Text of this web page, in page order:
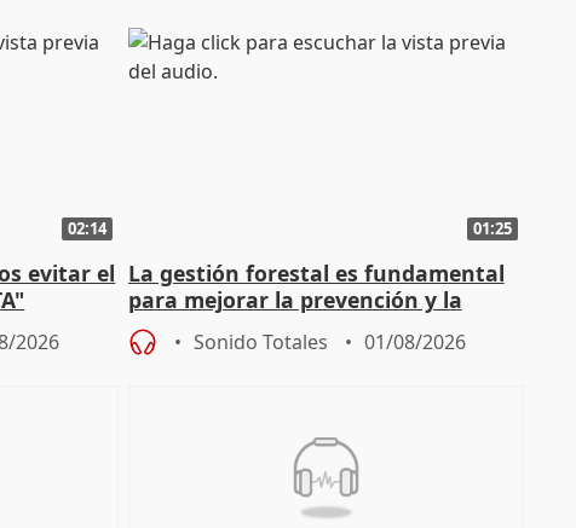
02:14
evitar el
2026
01:25
La gestión forestal es fundamental
para mejorar la prevención y la
actuación frente a incendios
Sonido Totales 01/08/2026